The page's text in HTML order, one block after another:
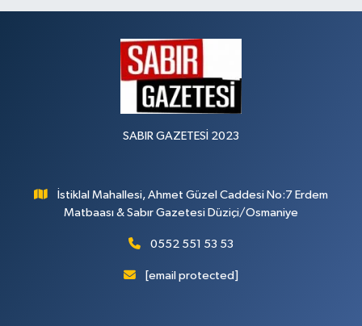
SABIR GAZETESİ 2023
İstiklal Mahallesi, Ahmet Güzel Caddesi No:7 Erdem
Matbaası & Sabır Gazetesi Düziçi/Osmaniye
0552 551 53 53
[email protected]